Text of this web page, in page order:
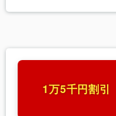
1万5千円割引